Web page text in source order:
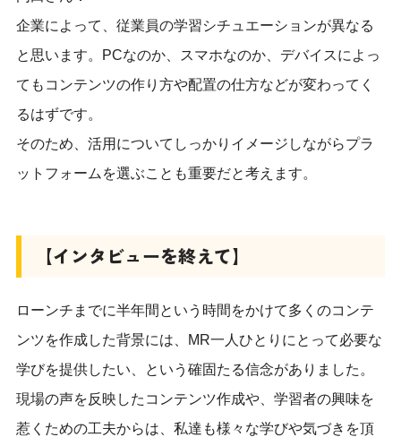
企業によって、従業員の学習シチュエーションが異なる
と思います。PCなのか、スマホなのか、デバイスによっ
てもコンテンツの作り方や配置の仕方などが変わってく
るはずです。
そのため、活用についてしっかりイメージしながらプラ
ットフォームを選ぶことも重要だと考えます。
【インタビューを終えて】
ローンチまでに半年間という時間をかけて多くのコンテ
ンツを作成した背景には、MR一人ひとりにとって必要な
学びを提供したい、という確固たる信念がありました。
現場の声を反映したコンテンツ作成や、学習者の興味を
惹くための工夫からは、私達も様々な学びや気づきを頂